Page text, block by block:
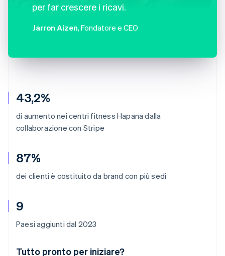
43,2%
di aumento nei centri fitness Hapana dalla
collaborazione con Stripe
87%
dei clienti è costituito da brand con più sedi
9
Paesi aggiunti dal 2023
Tutto pronto per iniziare?
per far crescere i ricavi.
Jarron Aizen, Fondatore e CEO
Australia